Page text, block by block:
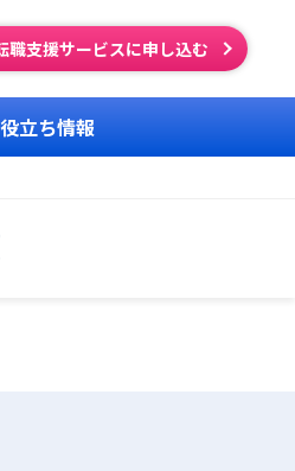
職支援サービスに申し込む
立ち情報